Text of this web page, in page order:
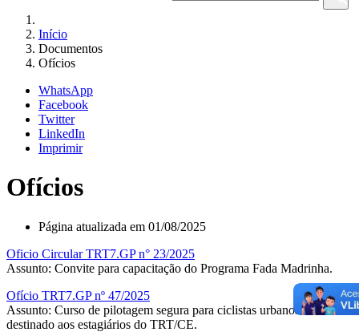
Início
Documentos
Ofícios
WhatsApp
Facebook
Twitter
LinkedIn
Imprimir
Ofícios
Página atualizada em 01/08/2025
Oficio Circular TRT7.GP n° 23/2025
Assunto: Convite para capacitação do Programa Fada Madrinha.
Ofício TRT7.GP nº 47/2025
Assunto: Curso de pilotagem segura para ciclistas urbanos
destinado aos estagiários do TRT/CE.